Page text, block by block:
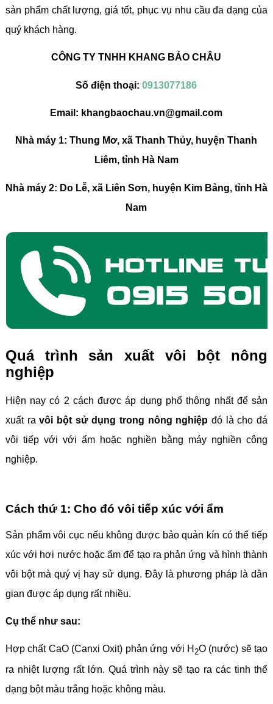
sản phẩm chất lượng, giá tốt, phục vụ nhu cầu đa dạng của
quý khách hàng.
CÔNG TY TNHH KHANG BẢO CHÂU
Số điện thoại:0913077186
Email: khangbaochau.vn@gmail.com
Nhà máy 1: Thung Mơ, xã Thanh Thủy, huyện Thanh
Liêm, tỉnh Hà Nam
Nhà máy 2: Do Lễ, xã Liên Sơn, huyện Kim Bảng, tỉnh Hà
Nam
Quá trình sản xuất vôi bột nông
nghiệp
Hiện nay có 2 cách được áp dụng phổ thông nhất để sản
xuất ravôi bột sử dụng trong nông nghiệp đó là cho đá
vôi tiếp với với ẩm hoặc nghiền bằng máy nghiền công
nghiệp.
Cách thứ 1: Cho đó vôi tiếp xúc với ẩm
Sản phẩm vôi cục nếu không được bảo quản kín có thể tiếp
xúc với hơi nước hoặc ẩm để tạo ra phản ứng và hình thành
vôi bột mà quý vị hay sử dụng. Đây là phương pháp là dân
gian được áp dụng rất nhiều.
Cụ thể như sau:
Hợp chất CaO (Canxi Oxit) phản ứng với H 2O (nước) sẽ tạo
ra nhiệt lượng rất lớn. Quá trình này sẽ tạo ra các tinh thể
dạng bột màu trắng hoặc không màu.